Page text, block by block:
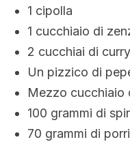
1 cipolla
1 cucchiaio di
2 cucchiai di
Un pizzico di
Mezzo cucchiaio
100 grammi di
70 grammi di porri